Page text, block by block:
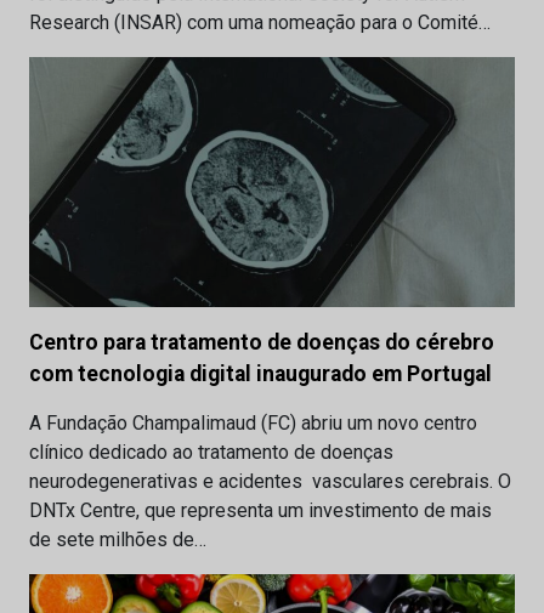
Research (INSAR) com uma nomeação para o Comité…
Centro para tratamento de doenças do cérebro
com tecnologia digital inaugurado em Portugal
A Fundação Champalimaud (FC) abriu um novo centro
clínico dedicado ao tratamento de doenças
neurodegenerativas e acidentes vasculares cerebrais. O
DNTx Centre, que representa um investimento de mais
de sete milhões de…